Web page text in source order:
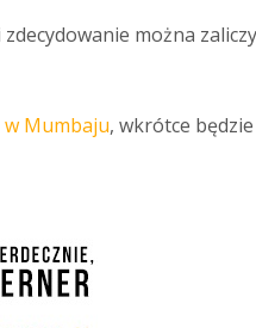
można
w Mumbaju, wkrótce